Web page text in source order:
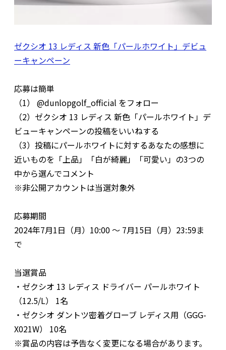
ゼクシオ 13 レディス 新色「パールホワイト」デビュ
ーキャンペーン
応募は簡単
（1） @dunlopgolf_official をフォロー
（2）ゼクシオ 13 レディス 新色「パールホワイト」デ
ビューキャンペーンの投稿をいいねする
（3）投稿にパールホワイトに対するあなたの感想に
近いものを「上品」「白が綺麗」「可愛い」の3つの
中から選んでコメント
※非公開アカウントは当選対象外
応募期間
2024年7月1日（月）10:00 〜 7月15日（月）23:59ま
で
当選賞品
・ゼクシオ 13 レディス ドライバー パールホワイト
（12.5/L） 1名
・ゼクシオ ダントツ密着グローブ レディス用（GGG-
X021W） 10名
※賞品の内容は予告なく変更になる場合があります。